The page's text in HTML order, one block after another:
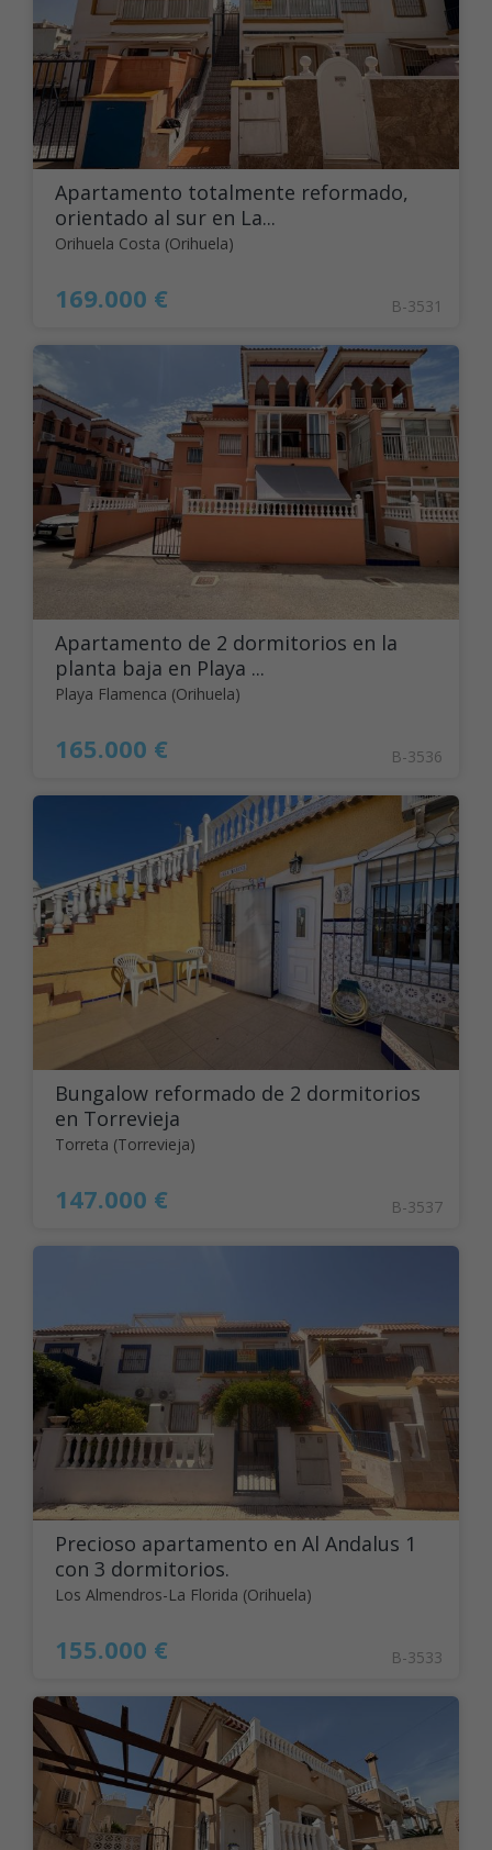
Apartamento totalmente reformado,
orientado al sur en La...
Orihuela Costa (Orihuela)
169.000 € B-3531
Apartamento de 2 dormitorios en la
planta baja en Playa ...
Playa Flamenca (Orihuela)
165.000 € B-3536
Bungalow reformado de 2 dormitorios
en Torrevieja
Torreta (Torrevieja)
147.000 € B-3537
Precioso apartamento en Al Andalus 1
con 3 dormitorios.
Los Almendros-La Florida (Orihuela)
155.000 € B-3533